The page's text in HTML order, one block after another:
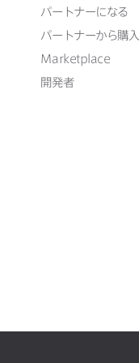
パートナーに​なる
パートナーから​購入
Marketplace
開発者